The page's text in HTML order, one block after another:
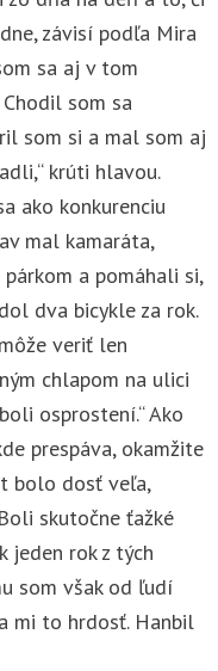
závisí podľa Mira
sa aj v tom
som sa
som si a mal som aj
krúti hlavou.
ako konkurenciu
mal kamaráta,
a pomáhali si,
dva bicykle za rok.
veriť len
chlapom na ulici
osprostení.“ Ako
prespáva, okamžite
bolo dosť veľa,
skutočne ťažké
jeden rok z tých
som však od ľudí
mi to hrdosť. Hanbil